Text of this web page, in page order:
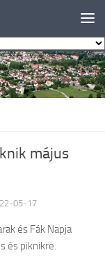
május
05-17
és Fák Napja
és piknikre.